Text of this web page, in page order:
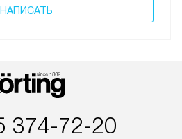
НАПИСАТЬ
374-72-20